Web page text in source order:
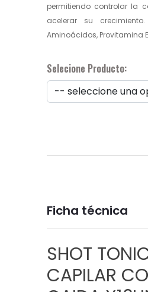
permitiendo controlar la
acelerar su crecimiento.
Aminoácidos, Provitamina
Selecione Producto:
Ficha técnica
SHOT
CAPILAR